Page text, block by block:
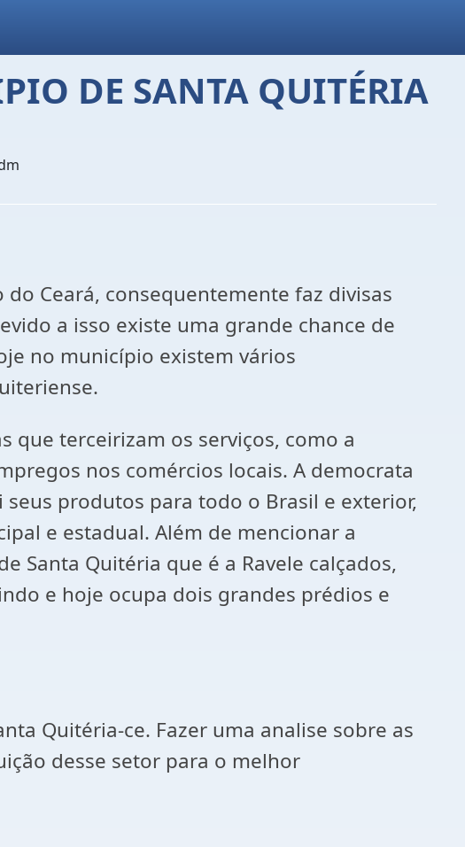
DE SANTA QUITÉRIA
Ceará, consequentemente faz divisas
a isso existe uma grande chance de
no município existem vários
que terceirizam os serviços, como a
nos comércios locais. A democrata
produtos para todo o Brasil e exterior,
e estadual. Além de mencionar a
Santa Quitéria que é a Ravele calçados,
e hoje ocupa dois grandes prédios e
Quitéria-ce. Fazer uma analise sobre as
desse setor para o melhor